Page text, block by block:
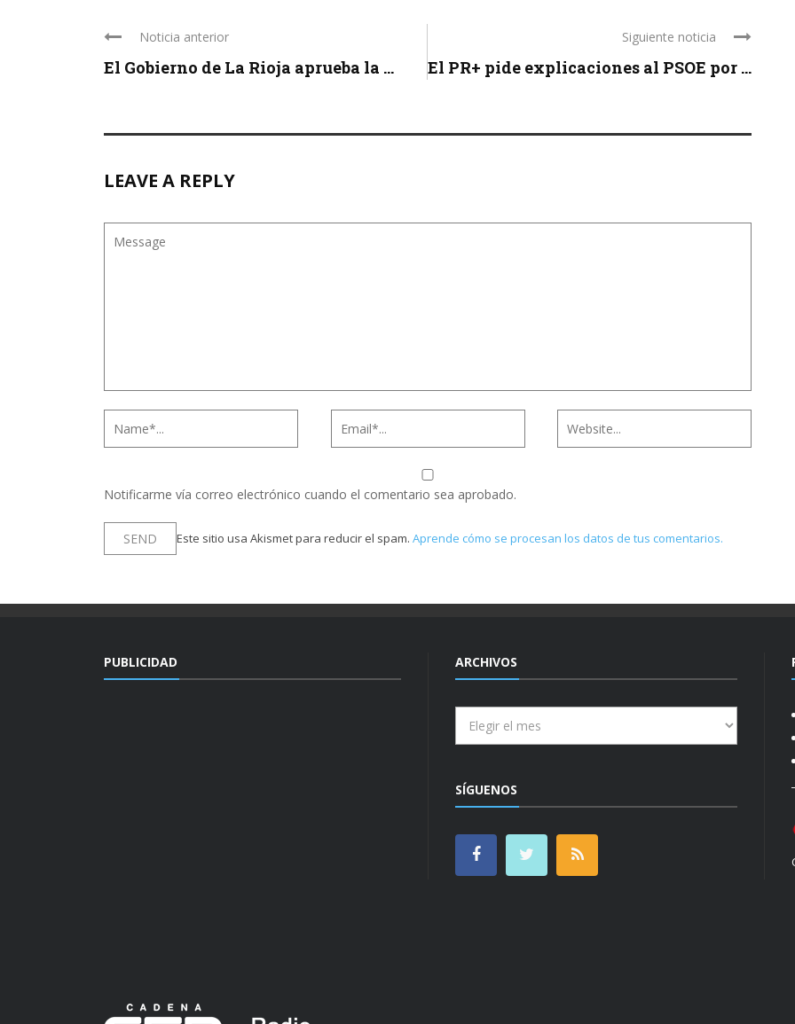
Noticia anterior
El Gobierno de La Rioja aprueba la ...
Siguiente noticia
El PR+ pide explicaciones al PSOE por ...
LEAVE A REPLY
Notificarme vía correo electrónico cuando el comentario sea aprobado.
Este sitio usa Akismet para reducir el spam. Aprende cómo se procesan los datos de tus comentarios.
PUBLICIDAD ARCHIVOS
SÍGUENOS